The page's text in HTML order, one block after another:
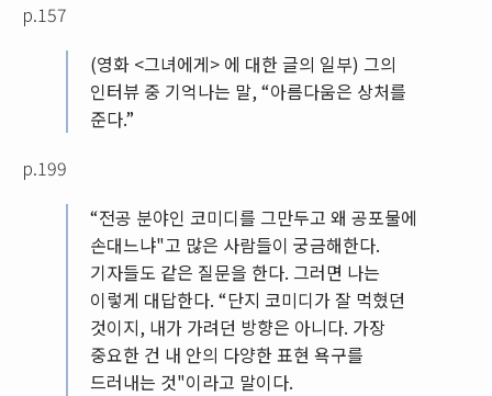
p.157
(영화 <그녀에게> 에 대한 글의 일부) 그의
인터뷰 중 기억나는 말, “아름다움은 상처를
준다.”
p.199
“전공 분야인 코미디를 그만두고 왜 공포물에
손대느냐"고 많은 사람들이 궁금해한다.
기자들도 같은 질문을 한다. 그러면 나는
이렇게 대답한다. “단지 코미디가 잘 먹혔던
것이지, 내가 가려던 방향은 아니다. 가장
중요한 건 내 안의 다양한 표현 욕구를
드러내는 것"이라고 말이다.